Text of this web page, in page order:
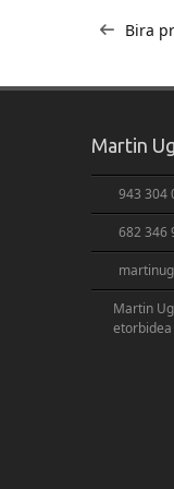
Bira
Martin
943 304
682 346
Martin
etorbidea